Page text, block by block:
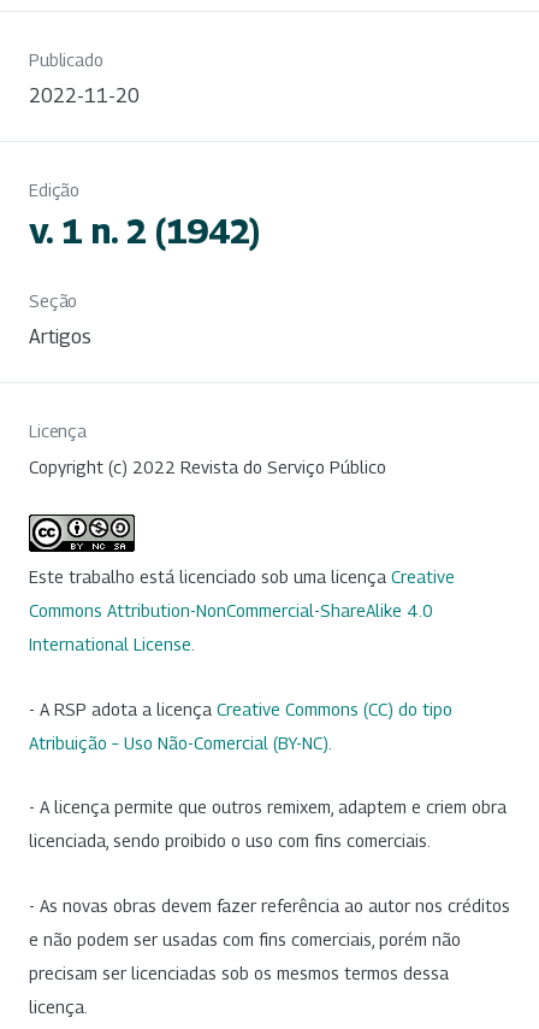
Publicado
2022-11-20
Edição
v. 1 n. 2 (1942)
Seção
Artigos
Licença
Copyright (c) 2022 Revista do Serviço Público
Este trabalho está licenciado sob uma licença Creative
Commons Attribution-NonCommercial-ShareAlike 4.0
International License
- A RSP adota a licença Creative Commons (CC) do tipo
Atribuição – Uso Não-Comercial (BY-NC)
- A licença permite que outros remixem, adaptem e criem obra
licenciada, sendo proibido o uso com fins comerciais.
- As novas obras devem fazer referência ao autor nos créditos
e não podem ser usadas com fins comerciais, porém não
precisam ser licenciadas sob os mesmos termos dessa
licença.